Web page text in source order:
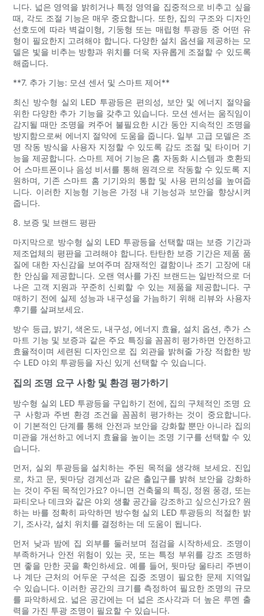
니다. 넓은 영역을 밝히거나 특정 영역을 집중적으로 비추고 싶을
때, 각도 조절 기능은 매우 중요합니다. 또한, 집의 구조와 디자인
선호도에 따라 벽걸이형, 기둥형 또는 매립형 투광등 중 어떤 유
형이 필요한지 고려해야 합니다. 다양한 설치 옵션을 제공하는 모
델은 빛을 비추는 방향과 위치를 더욱 자유롭게 조절할 수 있도록
해줍니다.
**7. 추가 기능: 모션 센서 및 스마트 제어**
최신 방수형 실외 LED 투광등은 편의성, 보안 및 에너지 절약을
위한 다양한 추가 기능을 갖추고 있습니다. 모션 센서는 움직임이
감지될 때만 조명을 켜주어 불필요한 시간 동안 지속적인 조명을
방지함으로써 에너지 절약에 도움을 줍니다. 일부 고급 모델은 조
명 작동 방식을 사용자 지정할 수 있도록 감도 조절 및 타이머 기
능을 제공합니다. 스마트 제어 기능은 홈 자동화 시스템과 호환되
어 스마트폰이나 음성 비서를 통해 원격으로 작동할 수 있도록 지
원하며, 기존 스마트 홈 기기와의 통합 및 사용 편의성을 높여줍
니다. 이러한 지능형 기능은 가정 내 기능성과 보안을 향상시켜
줍니다.
8. 보증 및 브랜드 평판
마지막으로 방수형 실외 LED 투광등을 선택할 때는 보증 기간과
제조업체의 평판을 고려해야 합니다. 탄탄한 보증 기간은 제품 품
질에 대한 자신감을 보여주며 잠재적인 결함이나 조기 고장에 대
한 안심을 제공합니다. 오랜 역사를 가진 브랜드는 일반적으로 더
나은 고객 지원과 꾸준히 신뢰할 수 있는 제품을 제공합니다. 구
매하기 전에 실제 성능과 내구성을 가늠하기 위해 리뷰와 사용자
후기를 살펴보세요.
방수 등급, 밝기, 색온도, 내구성, 에너지 효율, 설치 옵션, 추가 스
마트 기능 및 보증과 같은 주요 특징을 꼼꼼히 평가하면 안전하고
효율적이며 세련된 디자인으로 집 외관을 밝혀줄 가장 적합한 방
수 LED 야외 투광등을 자신 있게 선택할 수 있습니다.
집의 조명 요구 사항 및 환경 평가하기
방수형 실외 LED 투광등을 구입하기 전에, 집의 구체적인 조명 요
구 사항과 주변 환경 조건을 꼼꼼히 평가하는 것이 중요합니다.
이 기본적인 단계를 통해 안전과 보안을 강화할 뿐만 아니라 집의
미관을 개선하고 에너지 효율을 높이는 조명 기구를 선택할 수 있
습니다.
먼저, 실외 투광등을 설치하는 주된 목적을 생각해 보세요. 진입
로, 차고 문, 뒷마당 경계선과 같은 출입구를 밝혀 보안을 강화하
는 것이 주된 목적인가요? 아니면 건축물의 특징, 정원 풍경, 또는
파티오나 데크와 같은 야외 생활 공간을 강조하고 싶으신가요? 원
하는 바를 정확히 파악하면 방수형 실외 LED 투광등의 적절한 밝
기, 조사각, 설치 위치를 결정하는 데 도움이 됩니다.
먼저 낮과 밤에 집 외부를 둘러보며 점검을 시작하세요. 조명이
부족하거나 안전 위험이 있는 곳, 또는 특정 부위를 강조 조명하
면 좋을 만한 곳을 확인하세요. 예를 들어, 뒷마당 울타리 주변이
나 계단 근처의 어두운 구석은 집중 조명이 필요한 문제 지역일
수 있습니다. 이러한 공간의 크기를 측정하여 필요한 조명의 규모
를 파악하세요. 넓은 공간에는 더 넓은 조사각과 더 높은 루멘 출
력을 가진 투광 조명이 필요할 수 있습니다.